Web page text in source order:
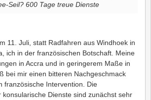
Seil? 600 Tage treue Dienste
11. Juli, statt Radfahren aus Windhoek in
ich in der französischen Botschaft. Meine
in Accra und in geringerem Maße in
bei mir einen bitteren Nachgeschmack
französische Intervention. Die
konsularische Dienste sind zunächst sehr